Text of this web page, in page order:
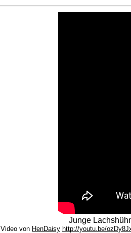
Junge
Video von HenDaisy http://youtu.be/